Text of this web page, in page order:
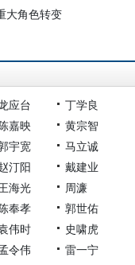
大角色转变
应台
丁学良
嘉映
黄宗智
宇宽
马立诚
汀阳
戴建业
海光
周濂
奉孝
郭世佑
伟时
史啸虎
令伟
雷一宁